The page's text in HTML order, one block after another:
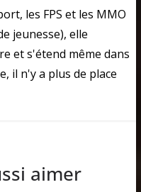
les FPS et les MMO
jeunesse), elle
et s'étend même dans
il n'y a plus de place
aimer